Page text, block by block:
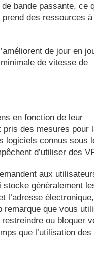
bande passante, ce
prend des ressources
de jour en
de vitesse de
en fonction de leur
pris des mesures pour
logiciels connus sous
d’utiliser des
aux
stocke généralement
l’adresse
que vous
ou bloquer
que l’utilisation des